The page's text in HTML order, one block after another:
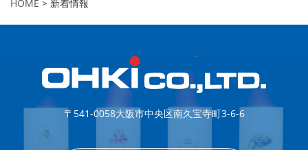
HOME > 新着情報
〒541-0058大阪市中央区南久宝寺町3-6-6